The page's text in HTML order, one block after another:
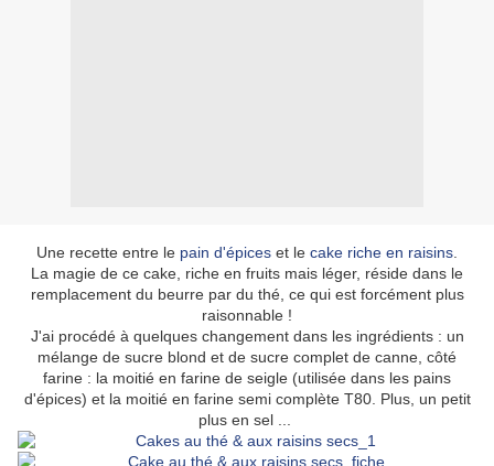
Une recette entre le pain d'épices et le cake riche en raisins
La magie de ce cake, riche en fruits mais léger, réside dans le
remplacement du beurre par du thé, ce qui est forcément plus
raisonnable !
J'ai procédé à quelques changement dans les ingrédients : un
mélange de sucre blond et de sucre complet de canne, côté
farine : la moitié en farine de seigle (utilisée dans les pains
d'épices) et la moitié en farine semi complète T80. Plus, un petit
plus en sel ...